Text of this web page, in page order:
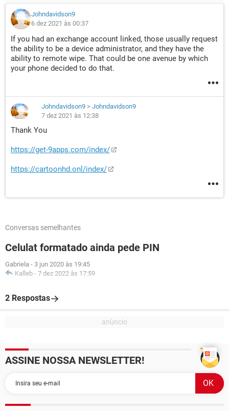
Johndavidson9
6 dez 2021 às 00:37
If you had an exchange account linked, those usually request
the ability to be a device administrator, and they have the
ability to remote wipe. That could be one avenue by which
your phone decided to do that.
Johndavidson9 > Johndavidson9
7 dez 2021 às 12:38
Thank You
https://get-9apps.com/index/
https://cartoonhd.onl/index/
Conversas semelhantes
Celulat formatado ainda pede PIN
Gabriela - 3 jun 2020 às 19:45
Kalleb - 7 dez 2022 às 17:59
2 Respostas
ASSINE NOSSA NEWSLETTER!